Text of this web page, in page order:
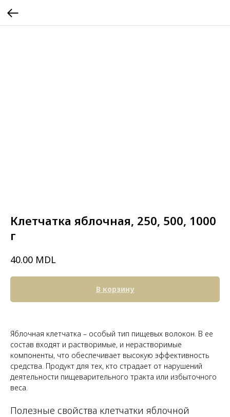
Клетчатка яблочная, 250, 500, 1000
г
40.00 MDL
В корзину
Яблочная клетчатка – особый тип пищевых волокон. В ее
состав входят и растворимые, и нерастворимые
компоненты, что обеспечивает высокую эффективность
средства. Продукт для тех, кто страдает от нарушений
деятельности пищеварительного тракта или избыточного
веса.
Полезные свойства клетчатки яблочной